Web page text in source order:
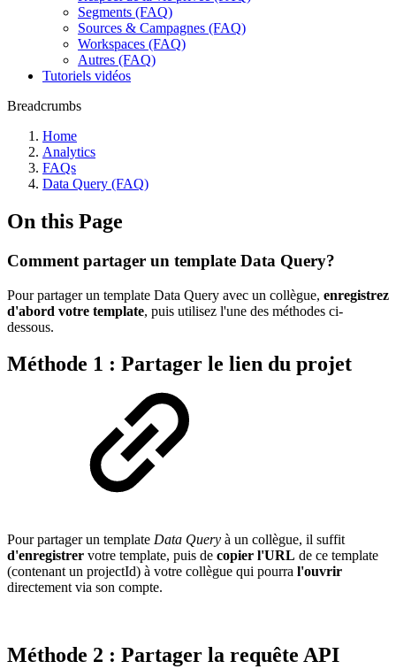
Segments (FAQ)
Sources & Campagnes (FAQ)
Workspaces (FAQ)
Autres (FAQ)
Tutoriels vidéos
Breadcrumbs
Home
Analytics
FAQs
Data Query (FAQ)
On this Page
Comment partager un template Data Query?
Pour partager un template Data Query avec un collègue, enregistrez
d'abord votre template, puis utilisez l'une des méthodes ci-
dessous.
Méthode 1 : Partager le lien du projet
Pour partager un template Data Query à un collègue, il suffit
d'enregistrer votre template, puis de copier l'URL de ce template
(contenant un projectId) à votre collègue qui pourra l'ouvrir
directement via son compte.
Méthode 2 : Partager la requête API